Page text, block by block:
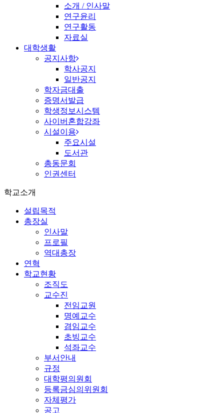
소개 / 인사말
연구윤리
연구활동
자료실
대학생활
공지사항
학사공지
일반공지
학자금대출
증명서발급
학생정보시스템
사이버혼합강좌
시설이용
주요시설
도서관
총동문회
인권센터
학교소개
설립목적
총장실
인사말
프로필
역대총장
연혁
학교현황
조직도
교수진
전임교원
명예교수
겸임교수
초빙교수
석좌교수
부서안내
규정
대학평의원회
등록금심의위원회
자체평가
공고